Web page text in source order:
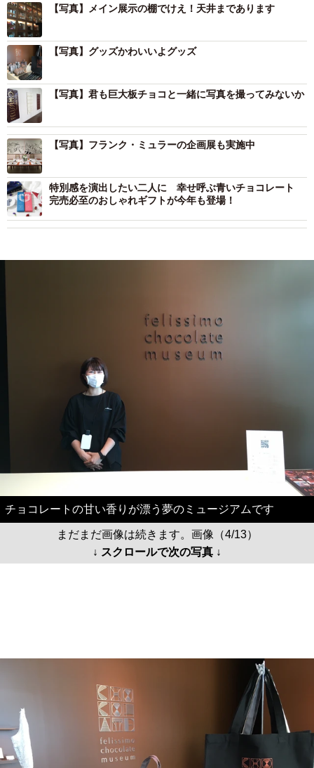
【写真】メイン展示の棚でけえ！天井まであります
【写真】グッズかわいいよグッズ
【写真】君も巨大板チョコと一緒に写真を撮ってみないか
【写真】フランク・ミュラーの企画展も実施中
特別感を演出したい二人に 幸せ呼ぶ青いチョコレート
完売必至のおしゃれギフトが今年も登場！
チョコレートの甘い香りが漂う夢のミュージアムです
まだまだ画像は続きます。画像（4/13）
↓ スクロールで次の写真 ↓